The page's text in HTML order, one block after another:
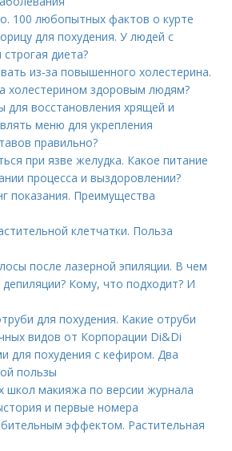
100 любопытных фактов о курте
для похудения. У людей с
диета?
из-за повышенного холестерина.
холестерином здоровым людям?
для восстановления хрящей и
меню для укрепления
правильно?
при язве желудка. Какое питание
процесса и выздоровлении?
показания. Преимущества
клетчатки. Польза
после лазерной эпиляции. В чем
Кому, что подходит? И
для похудения. Какие отруби
видов от Корпорации Di&Di
для похудения с кефиром. Два
пользы
школ макияжа по версии журнала
и первые номера
эффектом. Растительная